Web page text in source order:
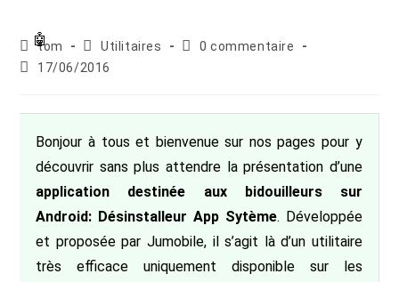
Auteur/autrice
de
tom
Post
category:
Utilitaires
Commentaires
0 commentaire
Publication
17/06/2016
Bonjour à tous et bienvenue sur nos pages pour y
découvrir sans plus attendre la présentation d’une
application destinée aux bidouilleurs sur
Android: Désinstalleur App Sytème. Développée
et proposée par Jumobile, il s’agit là d’un utilitaire
très efficace uniquement disponible sur les